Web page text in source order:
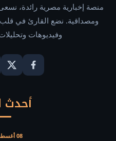
منصة إخبارية مصرية رائدة،
ومصداقية. نضع القارئ في
وفيديوهات
أحدث
08 أغسطس 2026